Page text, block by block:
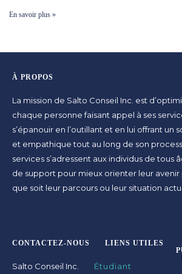
En savoir plus »
À PROPOS
La mission de Salto Conseil Inc. est
chaque personne faisant appel à ses
s’épanouir en l’outillant et en lui offrant un
et empathique tout au long de son
services s’adressent aux individus de tous
de support pour mieux orienter leur avenir
que soit leur parcours ou leur situation
CONTACTEZ-NOUS
Salto Conseil Inc.
LIENS UTILES
Étudiant